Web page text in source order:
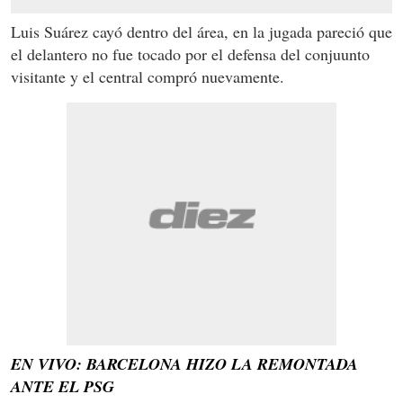
Luis Suárez cayó dentro del área, en la jugada pareció que
el delantero no fue tocado por el defensa del conjuunto
visitante y el central compró nuevamente.
EN VIVO: BARCELONA HIZO LA REMONTADA
ANTE EL PSG